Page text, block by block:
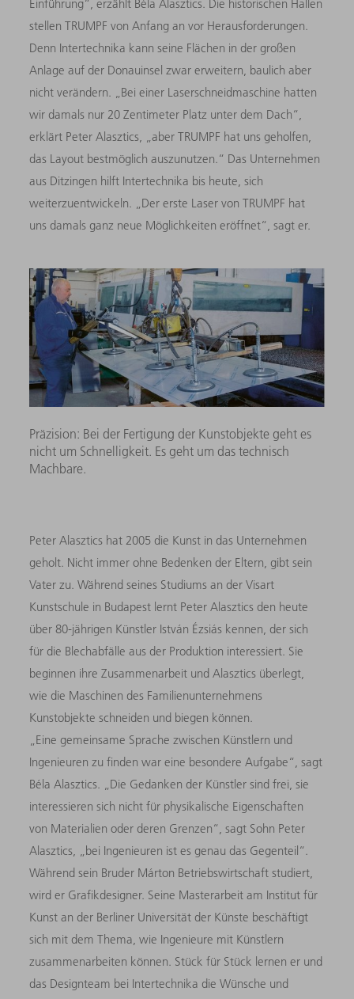
Einführung“, erzählt Béla Alasztics. Die historischen Hallen
stellen TRUMPF von Anfang an vor Herausforderungen.
Denn Intertechnika kann seine Flächen in der großen
Anlage auf der Donauinsel zwar erweitern, baulich aber
nicht verändern. „Bei einer Laserschneidmaschine hatten
wir damals nur 20 Zentimeter Platz unter dem Dach“,
erklärt Peter Alasztics, „aber TRUMPF hat uns geholfen,
das Layout bestmöglich auszunutzen.“ Das Unternehmen
aus Ditzingen hilft Intertechnika bis heute, sich
weiterzuentwickeln. „Der erste Laser von TRUMPF hat
uns damals ganz neue Möglichkeiten eröffnet“, sagt er.
Präzision: Bei der Fertigung der Kunstobjekte geht es
nicht um Schnelligkeit. Es geht um das technisch
Machbare.
Peter Alasztics hat 2005 die Kunst in das Unternehmen
geholt. Nicht immer ohne Bedenken der Eltern, gibt sein
Vater zu. Während seines Studiums an der Visart
Kunstschule in Budapest lernt Peter Alasztics den heute
über 80-jährigen Künstler István Ézsiás kennen, der sich
für die Blechabfälle aus der Produktion interessiert. Sie
beginnen ihre Zusammenarbeit und Alasztics überlegt,
wie die Maschinen des Familienunternehmens
Kunstobjekte schneiden und biegen können.
„Eine gemeinsame Sprache zwischen Künstlern und
Ingenieuren zu finden war eine besondere Aufgabe“, sagt
Béla Alasztics. „Die Gedanken der Künstler sind frei, sie
interessieren sich nicht für physikalische Eigenschaften
von Materialien oder deren Grenzen“, sagt Sohn Peter
Alasztics, „bei Ingenieuren ist es genau das Gegenteil“.
Während sein Bruder Márton Betriebswirtschaft studiert,
wird er Grafikdesigner. Seine Masterarbeit am Institut für
Kunst an der Berliner Universität der Künste beschäftigt
sich mit dem Thema, wie Ingenieure mit Künstlern
zusammenarbeiten können. Stück für Stück lernen er und
das Designteam bei Intertechnika die Wünsche und